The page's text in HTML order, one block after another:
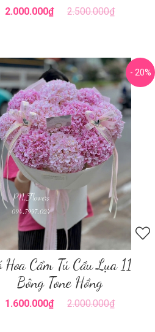
2.000.000₫ 2.500.000₫
- 20%
Hoa Cẩm Tú Cầu Lụa 11
Bông Tone Hồng
1.600.000₫ 2.000.000₫